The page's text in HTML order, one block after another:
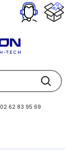
02 62 83 95 69